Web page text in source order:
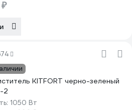
KITFORT черно-зеленый
2
1050 Вт